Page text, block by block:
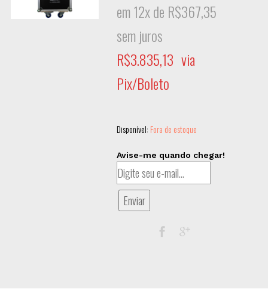
em 12x de R$367,35
sem juros
R$3.835,13 via
Pix/Boleto
Disponível: Fora de estoque
Avise-me quando chegar!
Enviar